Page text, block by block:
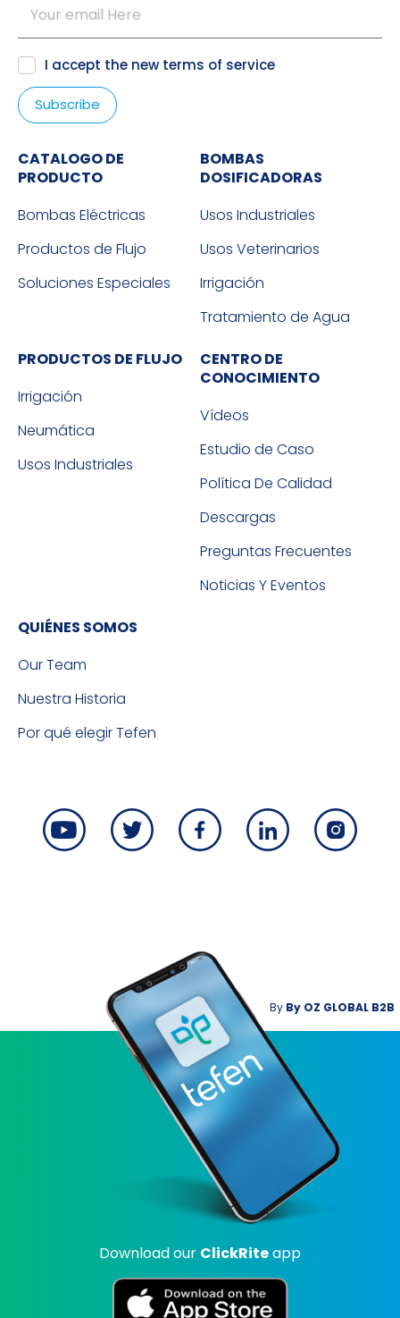
I accept the new terms of service
CATALOGO DE
PRODUCTO
Bombas Eléctricas
Productos de Flujo
Soluciones Especiales
BOMBAS
DOSIFICADORAS
Usos Industriales
Usos Veterinarios
Irrigación
Tratamiento de Agua
PRODUCTOS DE FLUJO
Irrigación
Neumática
Usos Industriales
CENTRO DE
CONOCIMIENTO
Vídeos
Estudio de Caso
Política De Calidad
Descargas
Preguntas Frecuentes
Noticias Y Eventos
QUIÉNES SOMOS
Our Team
Nuestra Historia
Por qué elegir Tefen
By By OZ GLOBAL B2B
Download our ClickRiteapp